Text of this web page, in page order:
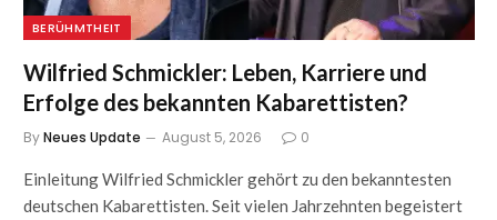
BERÜHMTHEIT
Wilfried Schmickler: Leben, Karriere und
Erfolge des bekannten Kabarettisten?
ByNeues Update August 5, 2026 0
Einleitung Wilfried Schmickler gehört zu den bekanntesten
deutschen Kabarettisten. Seit vielen Jahrzehnten begeistert